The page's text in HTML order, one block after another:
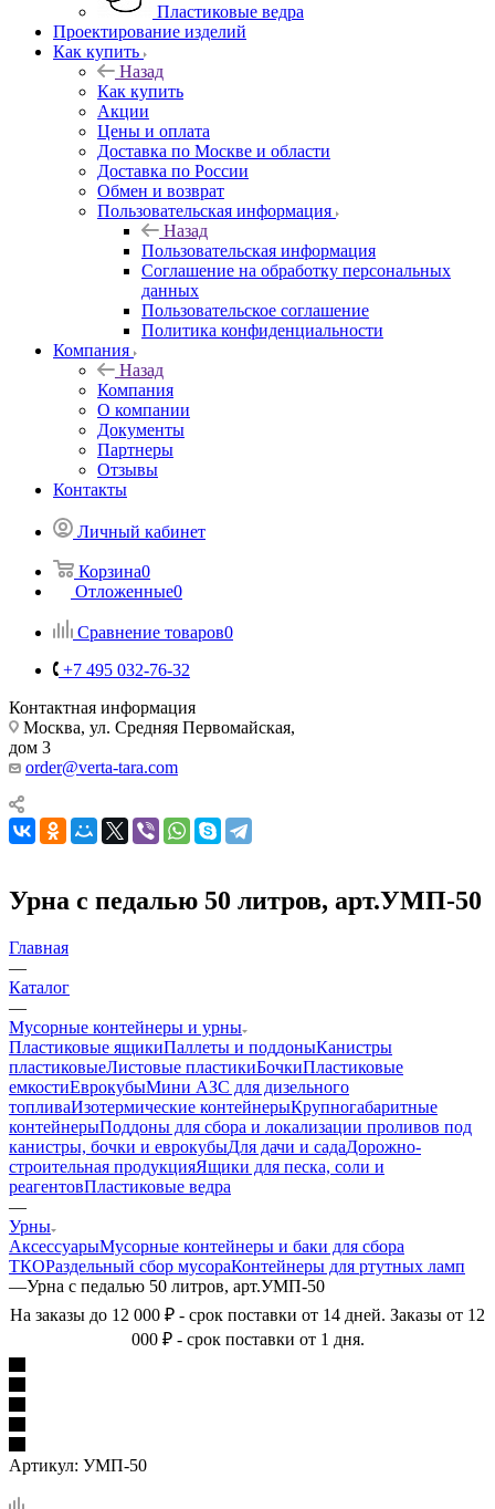
Пластиковые ведра
Проектирование изделий
Как купить
Назад
Как купить
Акции
Цены и оплата
Доставка по Москве и области
Доставка по России
Обмен и возврат
Пользовательская информация
Назад
Пользовательская информация
Соглашение на обработку персональных
данных
Пользовательское соглашение
Политика конфиденциальности
Компания
Назад
Компания
О компании
Документы
Партнеры
Отзывы
Контакты
Личный кабинет
Корзина0
Отложенные0
Сравнение товаров0
+7 495 032-76-32
Контактная информация
Москва, ул. Средняя Первомайская,
дом 3
order@verta-tara.com
Урна с педалью 50 литров, арт.УМП-50
Главная
—
Каталог
—
Мусорные контейнеры и урны
Пластиковые ящикиПаллеты и поддоныКанистры
пластиковыеЛистовые пластикиБочкиПластиковые
емкостиЕврокубыМини АЗС для дизельного
топливаИзотермические контейнерыКрупногабаритные
контейнерыПоддоны для сбора и локализации проливов под
канистры, бочки и еврокубыДля дачи и садаДорожно-
строительная продукцияЯщики для песка, соли и
реагентовПластиковые ведра
—
Урны
АксессуарыМусорные контейнеры и баки для сбора
ТКОРаздельный сбор мусораКонтейнеры для ртутных ламп
—Урна с педалью 50 литров, арт.УМП-50
На заказы до 12 000 ₽ - срок поставки от 14 дней. Заказы от 12
000 ₽ - срок поставки от 1 дня.
Артикул: УМП-50